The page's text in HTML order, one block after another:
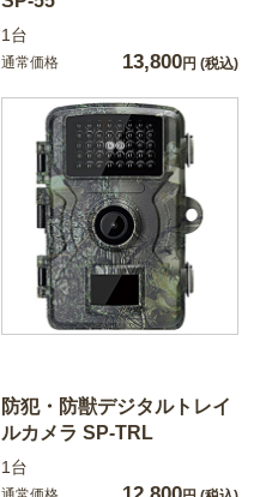
1台
通常価格 13,800円 (税込)
防犯・防獣デジタルトレイ
ルカメラ SP-TRL
1台